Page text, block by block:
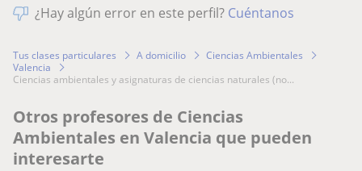
¿Hay algún error en este perfil? Cuéntanos
Tus clases particulares A domicilio
Ciencias Ambientales
Valencia
ciencias ambientales y asignaturas de ciencias naturales (no...
Otros profesores de Ciencias
Ambientales en Valencia que pueden
interesarte